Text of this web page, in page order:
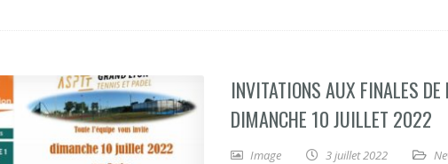
INVITATIONS AUX FINALES
DIMANCHE 10 JUILLET 2022
Image 3 juillet 2022